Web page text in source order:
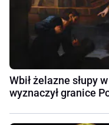
Wbił żelazne słupy
wyznaczył granice